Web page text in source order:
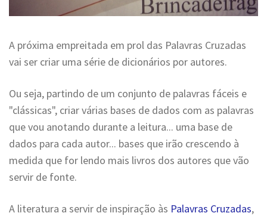
A próxima empreitada em prol das Palavras Cruzadas
vai ser criar uma série de dicionários por autores.
Ou seja, partindo de um conjunto de palavras fáceis e
"clássicas", criar várias bases de dados com as palavras
que vou anotando durante a leitura... uma base de
dados para cada autor... bases que irão crescendo à
medida que for lendo mais livros dos autores que vão
servir de fonte.
A literatura a servir de inspiração às Palavras Cruzadas,